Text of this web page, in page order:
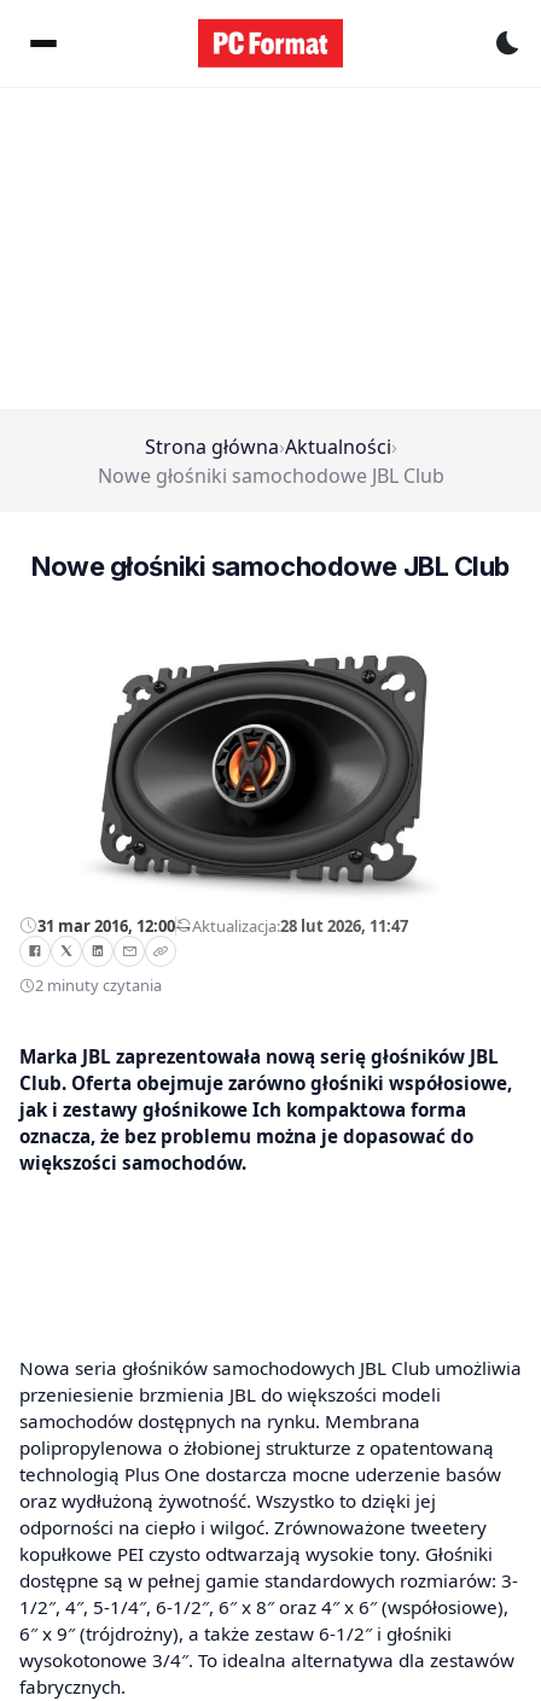
Strona główna›Aktualności›
Nowe głośniki samochodowe JBL Club
Nowe głośniki samochodowe JBL Club
31 mar 2016, 12:00—Aktualizacja:28 lut 2026, 11:47
2 minuty czytania
Marka JBL zaprezentowała nową serię głośników JBL
Club. Oferta obejmuje zarówno głośniki współosiowe,
jak i zestawy głośnikowe Ich kompaktowa forma
oznacza, że bez problemu można je dopasować do
większości samochodów.
Nowa seria głośników samochodowych JBL Club umożliwia
przeniesienie brzmienia JBL do większości modeli
samochodów dostępnych na rynku. Membrana
polipropylenowa o żłobionej strukturze z opatentowaną
technologią Plus One dostarcza mocne uderzenie basów
oraz wydłużoną żywotność. Wszystko to dzięki jej
odporności na ciepło i wilgoć. Zrównoważone tweetery
kopułkowe PEI czysto odtwarzają wysokie tony. Głośniki
dostępne są w pełnej gamie standardowych rozmiarów: 3-
1/2″, 4″, 5-1/4″, 6-1/2″, 6″ x 8″ oraz 4″ x 6″ (współosiowe),
6″ x 9″ (trójdrożny), a także zestaw 6-1/2″ i głośniki
wysokotonowe 3/4″. To idealna alternatywa dla zestawów
fabrycznych.